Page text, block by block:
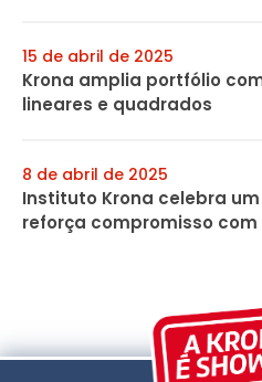
15 de abril de 2025
Krona amplia portfólio
lineares e quadrados
8 de abril de 2025
Instituto Krona celebra
reforça compromisso